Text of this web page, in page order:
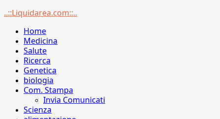
Menu
..::Liquidarea.com::..
Home
Medicina
Salute
Ricerca
Genetica
biologia
Com. Stampa
Invia Comunicati
Scienza